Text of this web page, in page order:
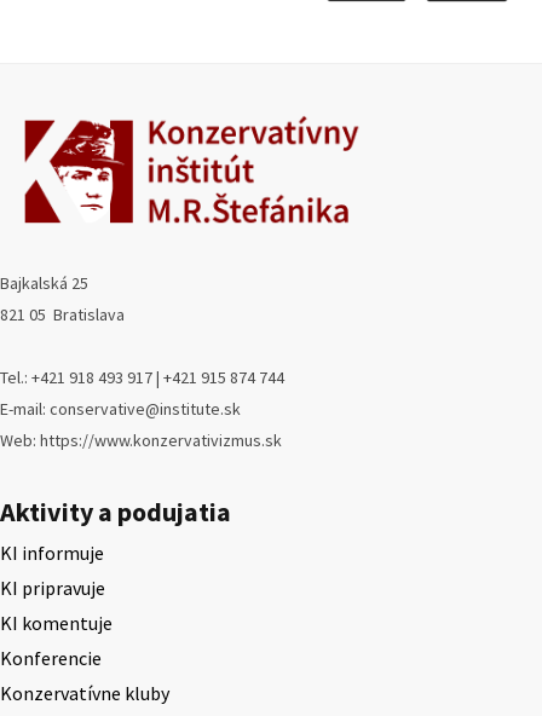
Bajkalská 25
821 05 Bratislava
Tel.: +421 918 493 917 | +421 915 874 744
E-mail: conservative@institute.sk
Web: https://www.konzervativizmus.sk
Aktivity a podujatia
KI informuje
KI pripravuje
KI komentuje
Konferencie
Konzervatívne kluby